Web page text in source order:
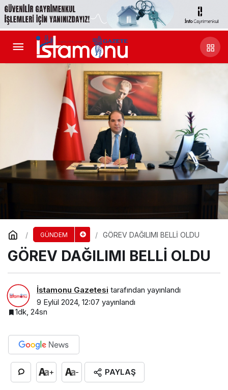
GÜNDEM GÖREV DAĞILIMI BELLİ OLDU
GÖREV DAĞILIMI BELLİ OLDU
İstamonu Gazetesi tarafından yayınlandı
9 Eylül 2024, 12:07 yayınlandı
1dk, 24sn
+ - PAYLAŞ